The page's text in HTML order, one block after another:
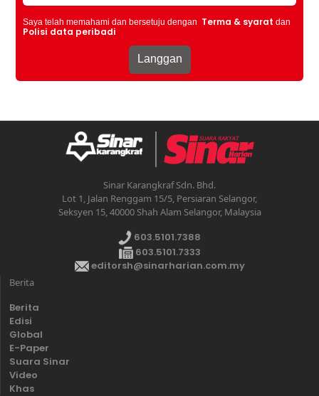
Saya telah memahami dan bersetuju dengan Terma & syarat dan
Polisi data peribadi
Sinar Karangkraf Sdn. Bhd.
Lot 1, Jalan Renggam 15/5, Persiaran Selangor,
Seksyen 15, 40000 Shah Alam Selangor, Malaysia
603.5101.7388
603.5101.7333
editorsh@sinarharian.com.my
Berita
Berita
Edisi
Global
E-Paper
Suara Sinar
Video
Khas